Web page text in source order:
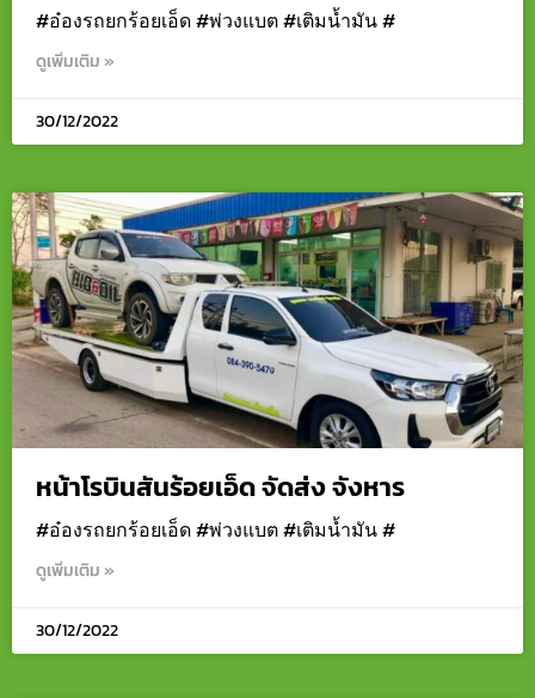
#อ๋องรถยกร้อยเอ็ด #พ่วงแบต #เติมน้ำมัน #
ดูเพิ่มเติม »
30/12/2022
หน้าโรบินสันร้อยเอ็ด จัดส่ง จังหาร
#อ๋องรถยกร้อยเอ็ด #พ่วงแบต #เติมน้ำมัน #
ดูเพิ่มเติม »
30/12/2022